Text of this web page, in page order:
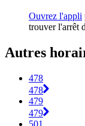
Ouvrez l'appli
trouver l'arrêt
Autres
478
478
479
479
501